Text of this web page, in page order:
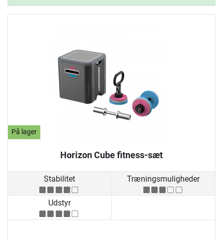
På lager
Horizon Cube fitness-sæt
Stabilitet Træningsmuligheder
Udstyr